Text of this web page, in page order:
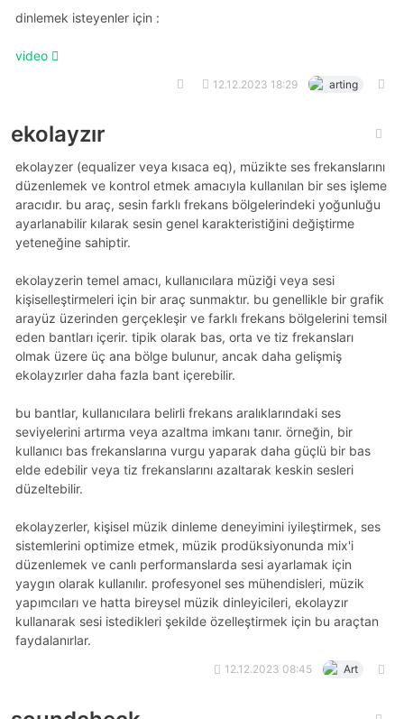
dinlemek isteyenler için :
video
12.12.2023 18:29 arting
ekolayzır
ekolayzer (equalizer veya kısaca eq), müzikte ses frekanslarını
düzenlemek ve kontrol etmek amacıyla kullanılan bir ses işleme
aracıdır. bu araç, sesin farklı frekans bölgelerindeki yoğunluğu
ayarlanabilir kılarak sesin genel karakteristiğini değiştirme
yeteneğine sahiptir.
ekolayzerin temel amacı, kullanıcılara müziği veya sesi
kişiselleştirmeleri için bir araç sunmaktır. bu genellikle bir grafik
arayüz üzerinden gerçekleşir ve farklı frekans bölgelerini temsil
eden bantları içerir. tipik olarak bas, orta ve tiz frekansları
olmak üzere üç ana bölge bulunur, ancak daha gelişmiş
ekolayzırler daha fazla bant içerebilir.
bu bantlar, kullanıcılara belirli frekans aralıklarındaki ses
seviyelerini artırma veya azaltma imkanı tanır. örneğin, bir
kullanıcı bas frekanslarına vurgu yaparak daha güçlü bir bas
elde edebilir veya tiz frekanslarını azaltarak keskin sesleri
düzeltebilir.
ekolayzerler, kişisel müzik dinleme deneyimini iyileştirmek, ses
sistemlerini optimize etmek, müzik prodüksiyonunda mix'i
düzenlemek ve canlı performanslarda sesi ayarlamak için
yaygın olarak kullanılır. profesyonel ses mühendisleri, müzik
yapımcıları ve hatta bireysel müzik dinleyicileri, ekolayzır
kullanarak sesi istedikleri şekilde özelleştirmek için bu araçtan
faydalanırlar.
12.12.2023 08:45 Art